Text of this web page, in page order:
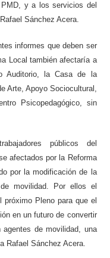
y a los servicios del
Sánchez Acera.
informes que deben ser
Local también afectaría a
Auditorio, la Casa de la
Arte, Apoyo Sociocultural,
Psicopedagógico, sin
públicos del
afectados por la Reforma
por la modificación de la
movilidad. Por ellos el
próximo Pleno para que el
en un futuro de convertir
de movilidad, una
Rafael Sánchez Acera.